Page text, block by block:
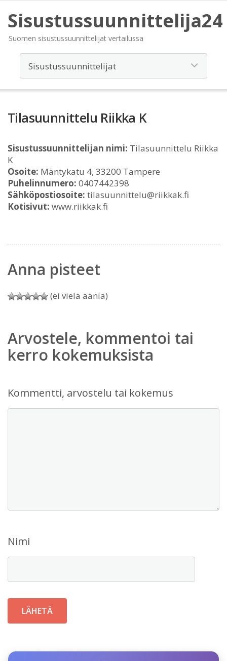
Sisustussuunnittelija24
Suomen sisustussuunnittelijat vertailussa
Tilasuunnittelu Riikka K
Sisustussuunnittelijan nimi: Tilasuunnittelu Riikka
K
Osoite: Mäntykatu 4, 33200 Tampere
Puhelinnumero: 0407442398
Sähköpostiosoite: tilasuunnittelu@riikkak.fi
Kotisivut: www.riikkak.fi
Anna pisteet
(ei vielä ääniä)
Arvostele, kommentoi tai
kerro kokemuksista
Kommentti, arvostelu tai kokemus
Nimi